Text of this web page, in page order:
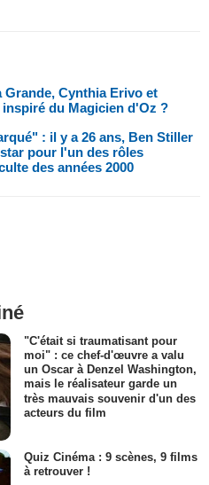
Cynthia Erivo et
du Magicien d'Oz ?
: il y a 26 ans, Ben Stiller
pour l'un des rôles
des années 2000
"C'était si traumatisant pour
moi" : ce chef-d'œuvre a valu
un Oscar à Denzel Washington,
mais le réalisateur garde un
très mauvais souvenir d'un des
acteurs du film
Quiz Cinéma : 9 scènes, 9 films
à retrouver !